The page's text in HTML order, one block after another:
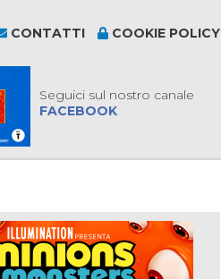
CONTATTI COOKIE POLICY
Seguici sul nostro canale
FACEBOOK